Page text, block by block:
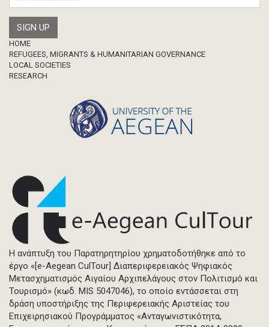
Footer
HOME
REFUGEES, MIGRANTS & HUMANITARIAN GOVERNANCE
LOCAL SOCIETIES
RESEARCH
Η ανάπτυξη του Παρατηρητηρίου χρηματοδοτήθηκε από το
έργο «[e-Aegean CulTour] Διαπεριφερειακός Ψηφιακός
Μετασχηματισμός Αιγαίου Αρχιπελάγους στον Πολιτισμό και
Τουρισμό» (κωδ. MIS 5047046), το οποίο εντάσσεται στη
δράση υποστήριξης της Περιφερειακής Αριστείας του
Επιχειρησιακού Προγράμματος «Ανταγωνιστικότητα,